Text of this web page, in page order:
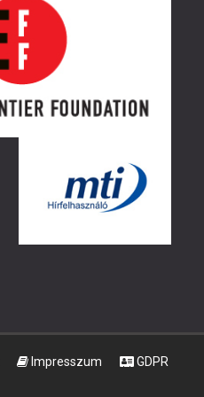
Impresszum GDPR